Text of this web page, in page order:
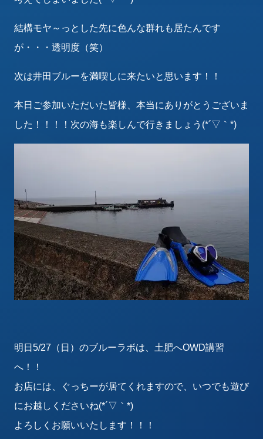
結構モヤ～っとした先に色んな群れも居たんです
が・・・透明度（笑）
次は井田ブルーを満喫しに来たいと思います！！
本日ご参加いただいた皆様、本当にありがとうございま
した！！！！次の海も楽しんで行きましょう(*´▽｀*)
明日5/27（日）のブルーラボは、土肥へOWD講習
へ！！
お店には、ぐっちーが居てくれますので、いつでも遊び
にお越しくださいね(*´▽｀*)
よろしくお願いいたします！！！